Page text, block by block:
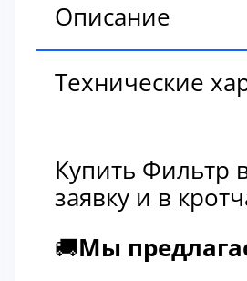
Описание
Технические
Купить Фильтр
заявку и в
🚚Мы